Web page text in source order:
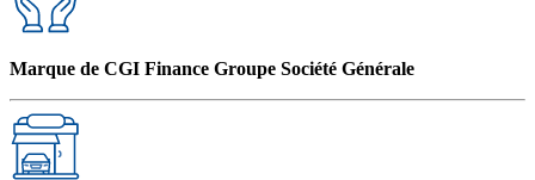
Marque de CGI Finance Groupe Société Générale